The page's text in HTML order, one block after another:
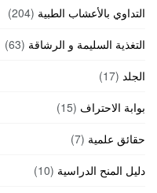
التداوي بالأعشاب الطبية (204)
التغذية السليمة و الرشاقة (63)
الجلد (17)
بوابة الاحتراف (15)
حقائق علمية (7)
دليل المنح الدراسية (10)